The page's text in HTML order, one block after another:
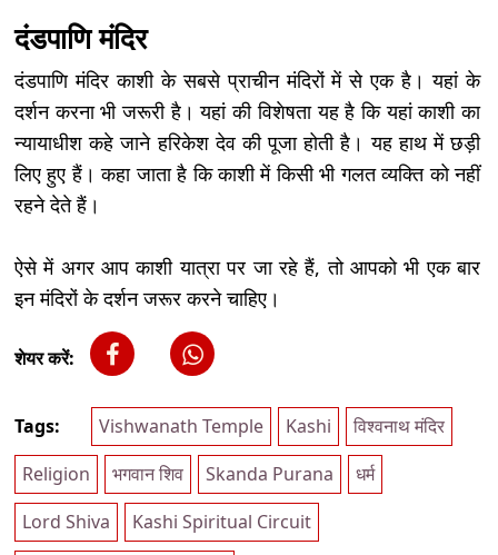
दंडपाणि मंदिर
दंडपाणि मंदिर काशी के सबसे प्राचीन मंदिरों में से एक है। यहां के
दर्शन करना भी जरूरी है। यहां की विशेषता यह है कि यहां काशी का
न्यायाधीश कहे जाने हरिकेश देव की पूजा होती है। यह हाथ में छड़ी
लिए हुए हैं। कहा जाता है कि काशी में किसी भी गलत व्यक्ति को नहीं
रहने देते हैं।
ऐसे में अगर आप काशी यात्रा पर जा रहे हैं, तो आपको भी एक बार
इन मंदिरों के दर्शन जरूर करने चाहिए।
शेयर करें:
Tags: Vishwanath Temple Kashi
विश्वनाथ मंदिर
Religion
भगवान शिव Skanda Purana
धर्म
Lord Shiva
Kashi Spiritual Circuit